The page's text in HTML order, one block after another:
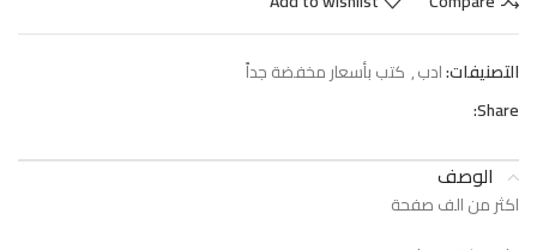
التصنيفات:ادب, كتب بأسعار مخفضة جداً
Share:
الوصف
اكثر من الف صفحة